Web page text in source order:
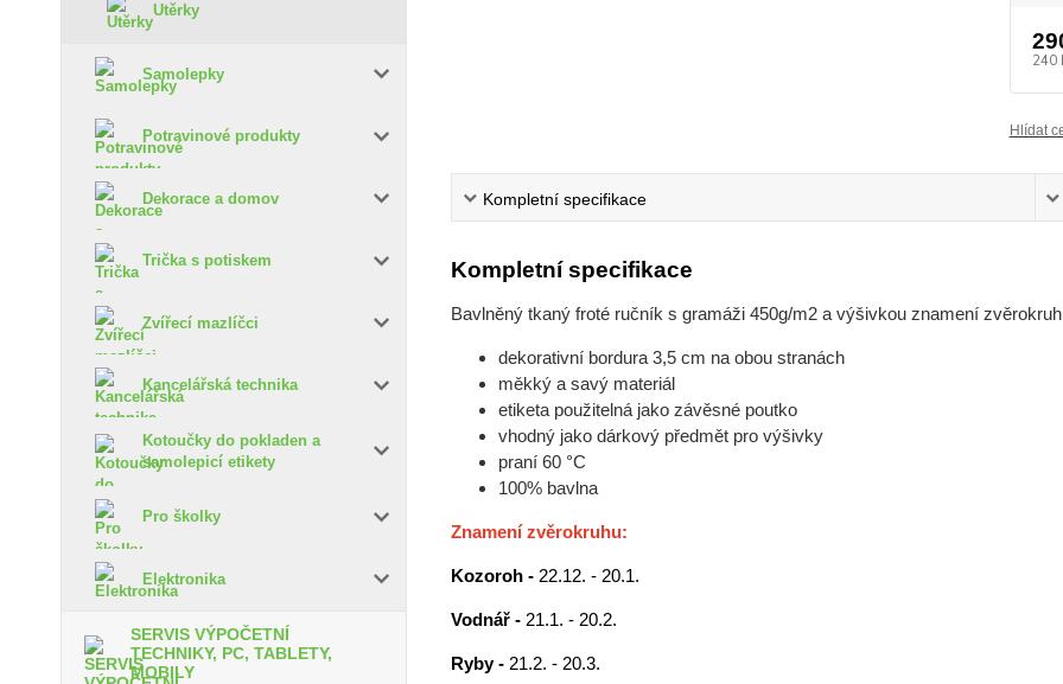
Utěrky
Samolepky
Potravinové produkty
Dekorace a domov
Trička s potiskem
Zvířecí mazlíčci
Kancelářská technika
Kotoučky do pokladen a
samolepicí etikety
Pro školky
Elektronika
SERVIS VÝPOČETNÍ
TECHNIKY, PC, TABLETY,
MOBILY
240
Hlídat
Kompletní specifikace
Kompletní specifikace
Bavlněný tkaný froté ručník s gramáži 450g/m2 a výšivkou znamení
dekorativní bordura 3,5 cm na obou stranách
měkký a savý materiál
etiketa použitelná jako závěsné poutko
vhodný jako dárkový předmět pro výšivky
praní 60 °C
100% bavlna
Znamení zvěrokruhu:
Kozoroh - 22.12. - 20.1.
Vodnář - 21.1. - 20.2.
Ryby - 21.2. - 20.3.